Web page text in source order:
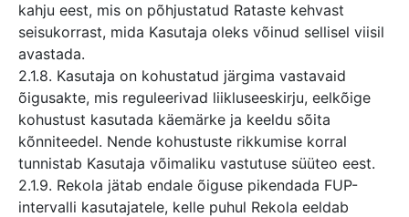
kahju eest, mis on põhjustatud Rataste kehvast
seisukorrast, mida Kasutaja oleks võinud sellisel viisil
avastada.
2.1.8. Kasutaja on kohustatud järgima vastavaid
õigusakte, mis reguleerivad liikluseeskirju, eelkõige
kohustust kasutada käemärke ja keeldu sõita
kõnniteedel. Nende kohustuste rikkumise korral
tunnistab Kasutaja võimaliku vastutuse süüteo eest.
2.1.9. Rekola jätab endale õiguse pikendada FUP-
intervalli kasutajatele, kelle puhul Rekola eeldab